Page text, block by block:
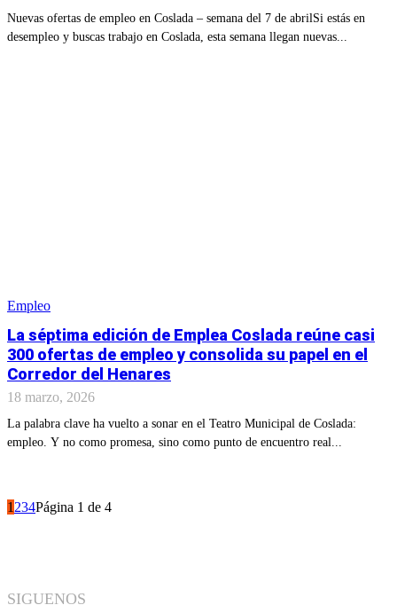
Nuevas ofertas de empleo en Coslada – semana del 7 de abrilSi estás en
desempleo y buscas trabajo en Coslada, esta semana llegan nuevas...
Empleo
La séptima edición de Emplea Coslada reúne casi
300 ofertas de empleo y consolida su papel en el
Corredor del Henares
18 marzo, 2026
La palabra clave ha vuelto a sonar en el Teatro Municipal de Coslada:
empleo. Y no como promesa, sino como punto de encuentro real...
1 234Página 1 de 4
SIGUENOS